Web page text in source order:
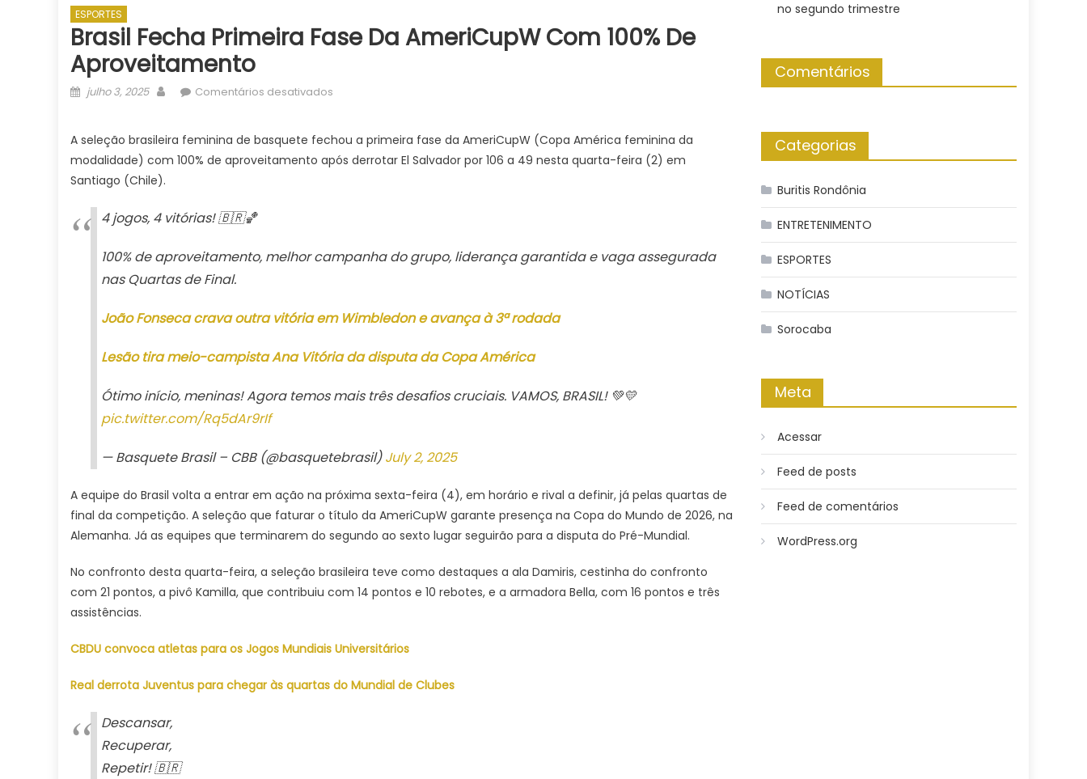
ESPORTES
Brasil Fecha Primeira Fase Da AmeriCupW Com 100% De
Aproveitamento
Posted
julho 3, 2025 AuthorComentários desativados
primeira
fase
de
A seleção brasileira feminina de basquete fechou a primeira fase da AmeriCupW (Copa América feminina da
modalidade) com 100% de aproveitamento após derrotar El Salvador por 106 a 49 nesta quarta-feira (2) em
Santiago (Chile).
4 jogos, 4 vitórias! 🇧🇷🏀
100% de aproveitamento, melhor campanha do grupo, liderança garantida e vaga assegurada
nas Quartas de Final.
João Fonseca crava outra vitória em Wimbledon e avança à 3ª rodada
Lesão tira meio-campista Ana Vitória da disputa da Copa América
Ótimo início, meninas! Agora temos mais três desafios cruciais. VAMOS, BRASIL! 💚💛
pic.twitter.com/Rq5dAr9rIf
— Basquete Brasil – CBB (@basquetebrasil)July 2, 2025
A equipe do Brasil volta a entrar em ação na próxima sexta-feira (4), em horário e rival a definir, já pelas quartas de
final da competição. A seleção que faturar o título da AmeriCupW garante presença na Copa do Mundo de 2026, na
Alemanha. Já as equipes que terminarem do segundo ao sexto lugar seguirão para a disputa do Pré-Mundial.
No confronto desta quarta-feira, a seleção brasileira teve como destaques a ala Damiris, cestinha do confronto
com 21 pontos, a pivô Kamilla, que contribuiu com 14 pontos e 10 rebotes, e a armadora Bella, com 16 pontos e três
assistências.
CBDU convoca atletas para os Jogos Mundiais Universitários
Real derrota Juventus para chegar às quartas do Mundial de Clubes
Descansar,
Recuperar,
Repetir! 🇧🇷
no segundo trimestre
Comentários
Categorias
Buritis Rondônia
ENTRETENIMENTO
ESPORTES
NOTÍCIAS
Sorocaba
Meta
Acessar
Feed de posts
Feed de comentários
WordPress.org